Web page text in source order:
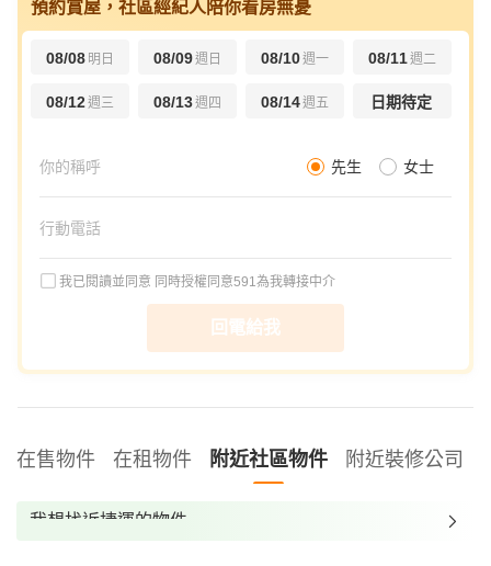
預約賞屋，社區經紀人陪你看房無憂
08/08 明日 08/09週日 08/10週一 08/11週二
08/12週三 08/13週四 08/14週五 日期待定
先生 女士
我已閱讀並同意 同時授權同意591為我轉接中介
回電給我
在售物件 在租物件 附近社區物件 附近裝修公司
我想找近捷運的物件